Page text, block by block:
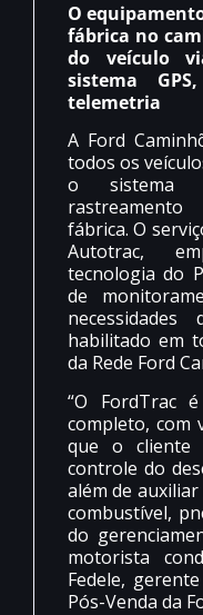
O
fábrica no
do veículo
sistema
telemetria
A Ford
todos os
o sistema
fábrica. O
Autotrac,
tecnologia do
de
habilitado em
da Rede Ford
“O FordTrac
completo, com
que o cliente
controle do
além de
combustível,
do
motorista
Fedele,
Pós-Venda da